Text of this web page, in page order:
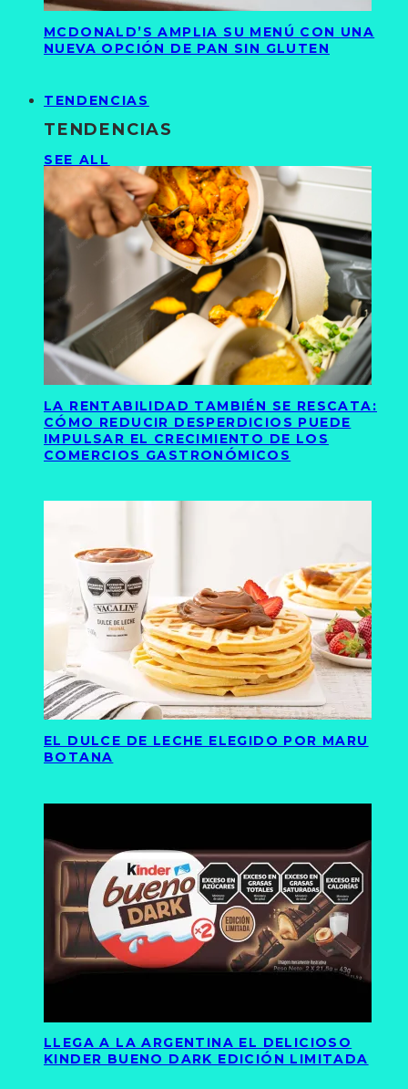
MCDONALD’S AMPLIA SU MENÚ CON UNA
NUEVA OPCIÓN DE PAN SIN GLUTEN
TENDENCIAS
TENDENCIAS
SEE ALL
LA RENTABILIDAD TAMBIÉN SE RESCATA:
CÓMO REDUCIR DESPERDICIOS PUEDE
IMPULSAR EL CRECIMIENTO DE LOS
COMERCIOS GASTRONÓMICOS
EL DULCE DE LECHE ELEGIDO POR MARU
BOTANA
LLEGA A LA ARGENTINA EL DELICIOSO
KINDER BUENO DARK EDICIÓN LIMITADA